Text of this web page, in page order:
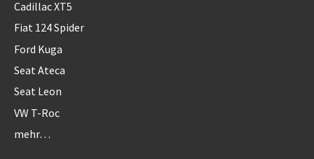
Cadillac XT5
Fiat 124 Spider
Ford Kuga
Seat Ateca
Seat Leon
VW T-Roc
mehr…